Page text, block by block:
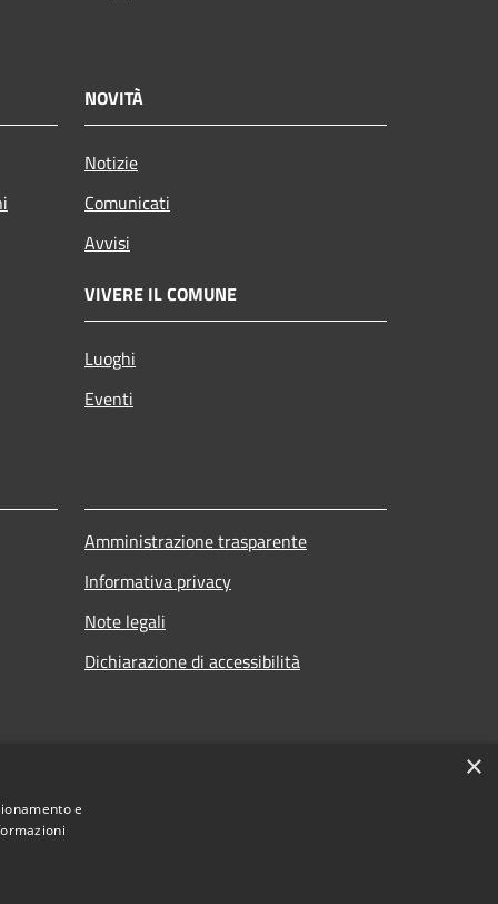
NOVITÀ
Notizie
Comunicati
Avvisi
VIVERE IL COMUNE
Luoghi
Eventi
Amministrazione trasparente
Informativa privacy
Note legali
Dichiarazione di accessibilità
×
e